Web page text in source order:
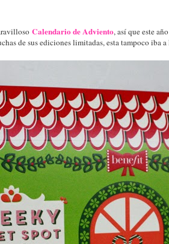
Calendario de Adviento, así que este
de sus ediciones limitadas, esta tampoco iba